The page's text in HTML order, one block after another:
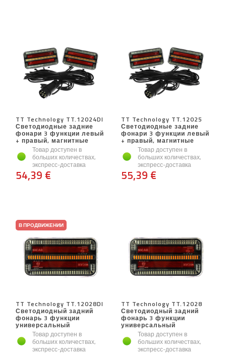
TT Technology TT.12024DI
Светодиодные задние
фонари 3 функции левый
+ правый, магнитные
Товар доступен в
больших количествах,
экспресс-доставка
54,39 €
TT Technology TT.12025
Светодиодные задние
фонари 3 функции левый
+ правый, магнитные
Товар доступен в
больших количествах,
экспресс-доставка
55,39 €
В ПРОДВИЖЕНИИ
TT Technology TT.12028DI
Светодиодный задний
фонарь 3 функции
универсальный
Товар доступен в
больших количествах,
экспресс-доставка
TT Technology TT.12028
Светодиодный задний
фонарь 3 функции
универсальный
Товар доступен в
больших количествах,
экспресс-доставка